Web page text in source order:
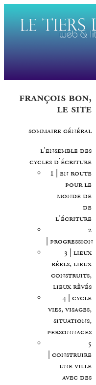
françois bon,
le site
sommaire général
l’ensemble des
cycles d’écriture
1 | en route
pour le
monde de
de
l’écriture
2
| progression
3 | lieux
réels, lieux
construits,
lieux rêvés
4 | cycle
vies, visages,
situations,
personnages
5
| construire
une ville
avec des